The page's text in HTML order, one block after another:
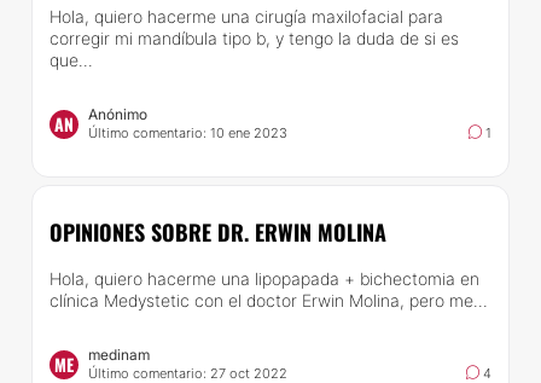
Hola, quiero hacerme una cirugía maxilofacial para
corregir mi mandíbula tipo b, y tengo la duda de si es
que...
AN Anónimo
Último comentario: 10 ene 2023 1
OPINIONES SOBRE DR. ERWIN MOLINA
Hola, quiero hacerme una lipopapada + bichectomia en
clínica Medystetic con el doctor Erwin Molina, pero me...
ME medinam
Último comentario: 27 oct 2022 4